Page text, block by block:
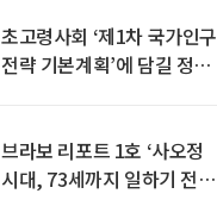
초고령사회 ‘제1차 국가인구
전략 기본계획’에 담길 정책
브라보 리포트 1호 ‘사오정
시대, 73세까지 일하기 전략’